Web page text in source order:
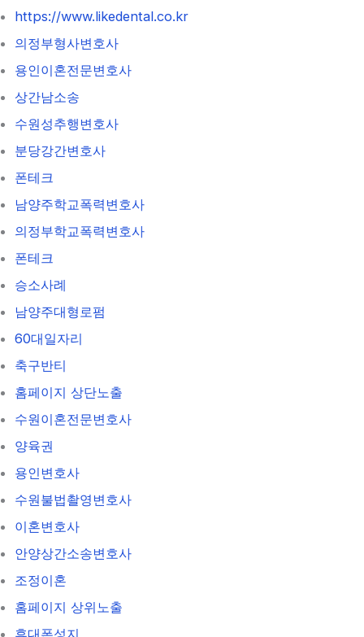
https://www.likedental.co.kr
의정부형사변호사
용인이혼전문변호사
상간남소송
수원성추행변호사
분당강간변호사
폰테크
남양주학교폭력변호사
의정부학교폭력변호사
폰테크
승소사례
남양주대형로펌
60대일자리
축구반티
홈페이지 상단노출
수원이혼전문변호사
양육권
용인변호사
수원불법촬영변호사
이혼변호사
안양상간소송변호사
조정이혼
홈페이지 상위노출
휴대폰성지